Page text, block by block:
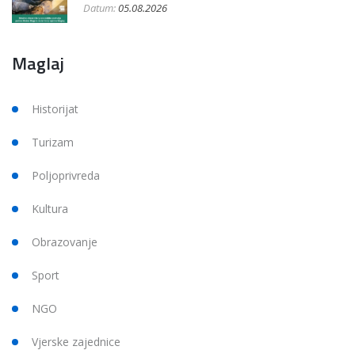
Datum:05.08.2026
Maglaj
Historijat
Turizam
Poljoprivreda
Kultura
Obrazovanje
Sport
NGO
Vjerske zajednice